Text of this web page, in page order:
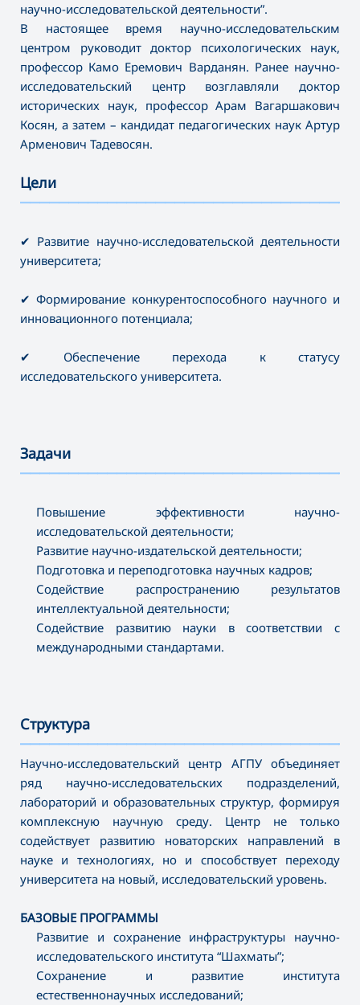
научно-исследовательской деятельности”.
В настоящее время научно-исследовательским
центром руководит доктор психологических наук,
профессор Камо Еремович Варданян. Ранее научно-
исследовательский центр возглавляли доктор
исторических наук, профессор Арам Вагаршакович
Косян, а затем – кандидат педагогических наук Артур
Арменович Тадевосян.
Цели
✔ Развитие научно-исследовательской деятельности
университета;
✔ Формирование конкурентоспособного научного и
инновационного потенциала;
✔ Обеспечение перехода к статусу
исследовательского университета.
Задачи
Повышение эффективности научно-
исследовательской деятельности;
Развитие научно-издательской деятельности;
Подготовка и переподготовка научных кадров;
Содействие распространению результатов
интеллектуальной деятельности;
Содействие развитию науки в соответствии с
международными стандартами.
Структура
Научно-исследовательский центр АГПУ объединяет
ряд научно-исследовательских подразделений,
лабораторий и образовательных структур, формируя
комплексную научную среду. Центр не только
содействует развитию новаторских направлений в
науке и технологиях, но и способствует переходу
университета на новый, исследовательский уровень.
БАЗОВЫЕ ПРОГРАММЫ
Развитие и сохранение инфраструктуры научно-
исследовательского института “Шахматы”;
Сохранение и развитие института
естественнонаучных исследований;